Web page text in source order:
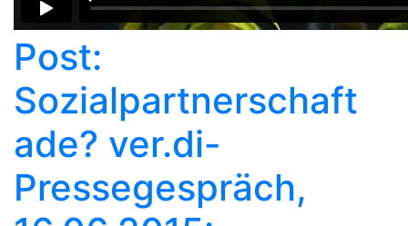
Post:
Sozialpartnerschaft
ade? ver.di-
Pressegespräch,